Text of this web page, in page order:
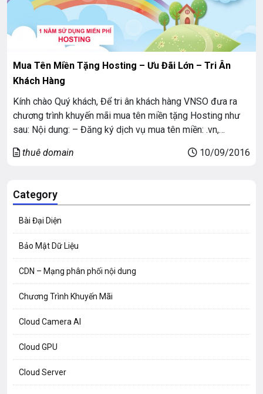
Mua Tên Miền Tặng Hosting – Ưu Đãi Lớn – Tri Ân
Khách Hàng
Kính chào Quý khách, Để tri ân khách hàng VNSO đưa ra
chương trình khuyến mãi mua tên miền tặng Hosting như
sau: Nội dung: – Đăng ký dịch vụ mua tên miền: .vn,
thuê domain 10/09/2016
Category
Bài Đại Diện
Bảo Mật Dữ Liệu
CDN – Mạng phân phối nội dung
Chương Trình Khuyến Mãi
Cloud Camera AI
Cloud GPU
Cloud Server